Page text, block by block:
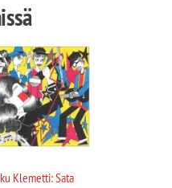
Klemetti: Sata